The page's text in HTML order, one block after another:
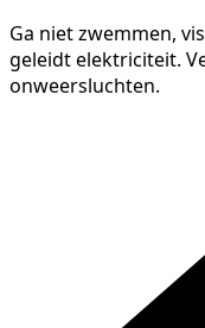
Ga niet zwemmen,
geleidt elektriciteit.
onweersluchten.